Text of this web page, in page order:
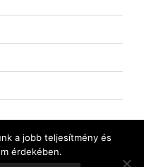
a jobb teljesítmény és
érdekében.